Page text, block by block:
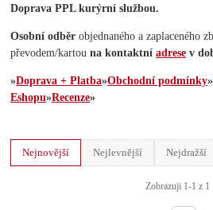
Doprava PPL kurýrní službou.
Osobní odběrobjednaného a zaplaceného
převodem/kartouna kontaktníadrese v
»Doprava + Platba»Obchodní podmínky»
Eshopu»Recenze»
Nejnovější Nejlevnější Nejdražší
Zobrazuji 1-1 z 1